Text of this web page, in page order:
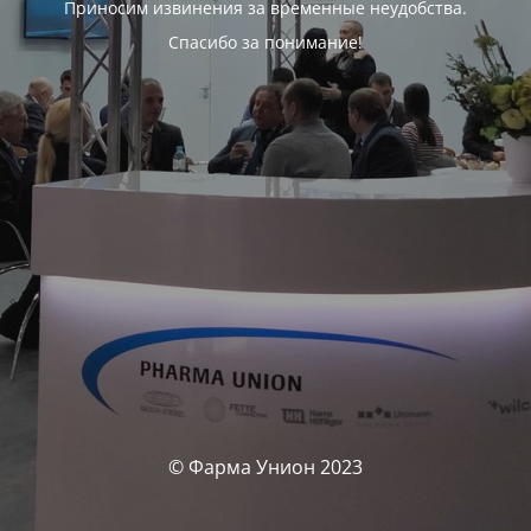
Приносим извинения за временные неудобства.
Спасибо за понимание!
© Фарма Унион 2023